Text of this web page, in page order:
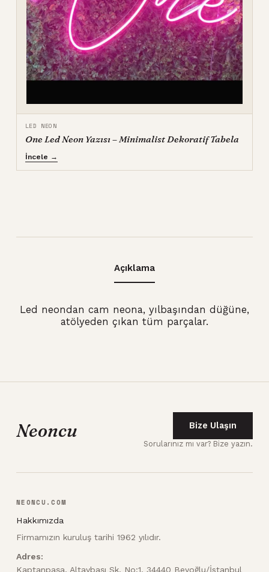
LED NEON
One Led Neon Yazısı – Minimalist Dekoratif Tabela
İncele →
Açıklama
Led neondan cam neona, yılbaşından düğüne,
atölyeden çıkan tüm parçalar.
Neoncu Bize Ulaşın
Sorularınız mı var? Bize yazın.
NEONCU.COM
Hakkımızda
Firmamızın kuruluş tarihi 1962 yılıdır.
Adres:
Kaptanpaşa, Altaybaşı Sk. No:1, 34440 Beyoğlu/İstanbul